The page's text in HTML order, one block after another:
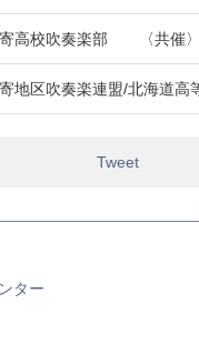
高校吹奏楽部 〈共催〉
地区吹奏楽連盟/北海道高
Tweet
ター